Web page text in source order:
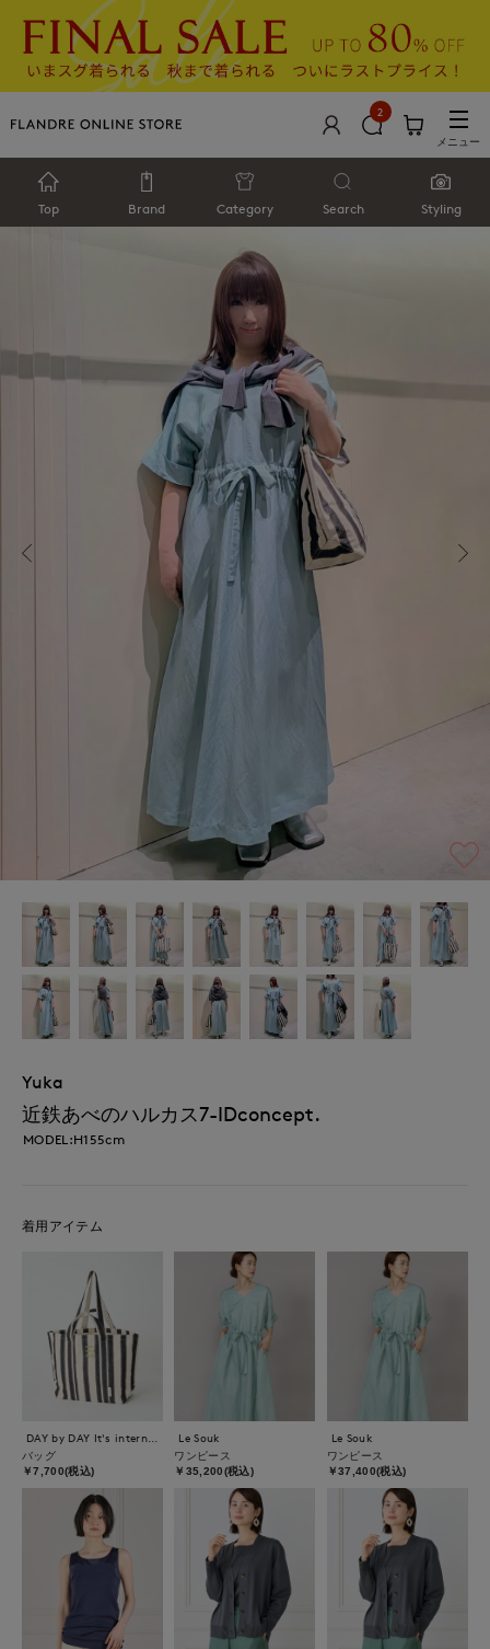
2
メニュー
Top Brand Category Search Styling
Yuka
近鉄あべのハルカス7-IDconcept.
MODEL:H155cm
着用アイテム
バッグ
￥7,700(税込)
Le Souk
ワンピース
￥35,200(税込)
Le Souk
ワンピース
￥37,400(税込)